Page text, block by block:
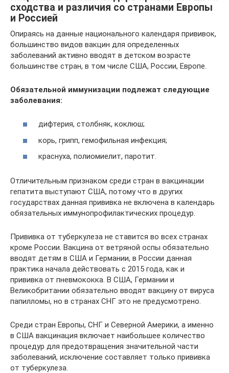
сходства и различия со странами Европы
и Россией
Опираясь на данные национального календаря прививок,
большинство видов вакцин для определенных
заболеваний активно вводят в детском возрасте
большинстве стран, в том числе США, России, Европе.
Обязательной иммунизации подлежат следующие
заболевания:
дифтерия, столбняк, коклюш;
корь, грипп, гемофильная инфекция;
краснуха, полиомиелит, паротит.
Отличительным признаком среди стран в вакцинации
гепатита выступают США, потому что в других
государствах данная прививка не включена в календарь
обязательных иммунопрофилактических процедур.
Прививка от туберкулеза не ставится во всех странах
кроме России. Вакцина от ветряной оспы обязательно
вводят детям в США и Германии, в России данная
практика начала действовать с 2015 года, как и
прививка от пневмококка. В США, Германии и
Великобритании обязательно вводят вакцину от вируса
папилломы, но в странах СНГ это не предусмотрено.
Среди стран Европы, СНГ и Северной Америки, а именно
в США вакцинация включает наибольшее количество
процедур для предотвращения значительной части
заболеваний, исключение составляет только прививка
от туберкулеза.